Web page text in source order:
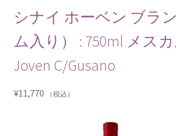
シナイ ホーベン ブラ
ム入り） : 750ml メス
Joven C/Gusano
¥11,770 （税込）